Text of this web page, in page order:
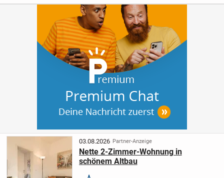
03.08.2026 Partner-Anzeige
Nette 2-Zimmer-Wohnung in
schönem Altbau